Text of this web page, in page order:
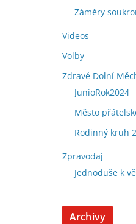
Záměry
Videos
Volby
Zdravé Dolní
JunioRok2024
Město
Rodinný kruh
Zpravodaj
Jednoduše k
Archivy